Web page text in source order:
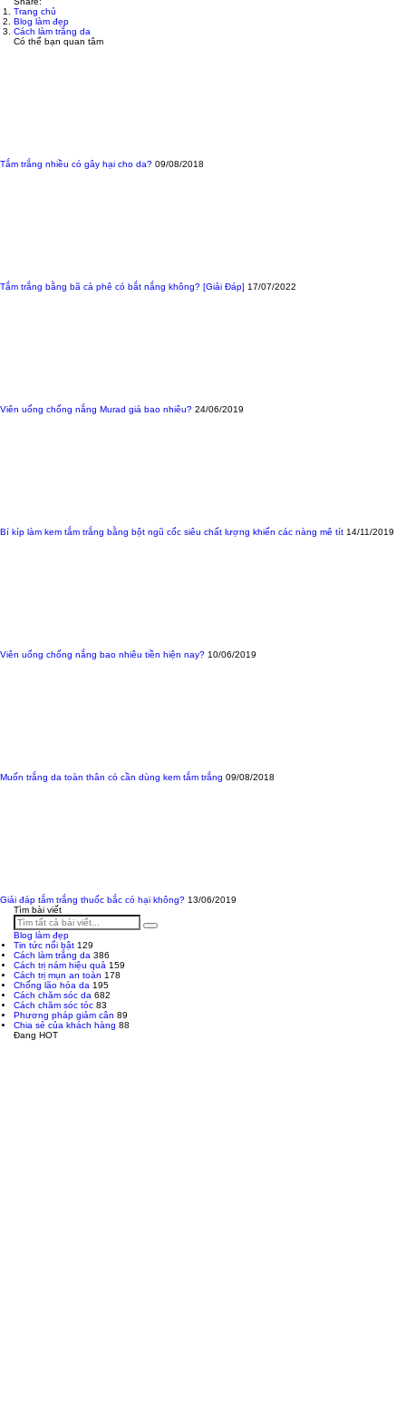
Trang chủ
Blog làm đẹp
Cách làm trắng da
Có thể bạn quan tâm
Tắm trắng nhiều có gây hại cho da? 09/08/2018
Tắm trắng bằng bã cà phê có bắt nắng không? [Giải Đáp] 17/07/2022
Viên uống chống nắng Murad giá bao nhiêu? 24/06/2019
Bí kíp làm kem tắm trắng bằng bột ngũ cốc siêu chất lượng khiến các nàng mê tít 14/11/2019
Viên uống chống nắng bao nhiêu tiền hiện nay? 10/06/2019
Muốn trắng da toàn thân có cần dùng kem tắm trắng 09/08/2018
Giải đáp tắm trắng thuốc bắc có hại không? 13/06/2019
Tìm bài viết
Blog làm đẹp
Tin tức nổi bật 129
Cách làm trắng da 386
Cách trị nám hiệu quả 159
Cách trị mụn an toàn 178
Chống lão hóa da 195
Cách chăm sóc da 682
Cách chăm sóc tóc 83
Phương pháp giảm cân 89
Chia sẻ của khách hàng 88
Đang HOT